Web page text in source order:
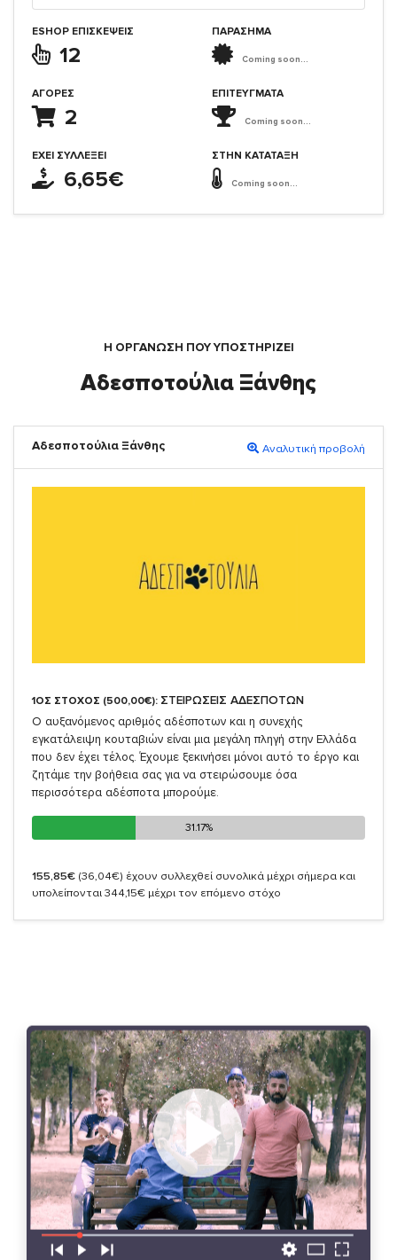
ESHOP ΕΠΙΣΚΈΨΕΙΣ
12
ΑΓΟΡΈΣ
2
ΈΧΕΙ ΣΥΛΛΈΞΕΙ
6,65€
ΠΑΡΑΣΗΜΑ
Coming soon...
ΕΠΙΤΕΎΓΜΑΤΑ
Coming soon...
ΣΤΗΝ ΚΑΤΆΤΑΞΗ
Coming soon...
Η ΟΡΓΆΝΩΣΗ ΠΟΥ ΥΠΟΣΤΗΡΙΖΕΙ
Αδεσποτούλια Ξάνθης
Αδεσποτούλια Ξάνθης Αναλυτική προβολή
1ΟΣ ΣΤΟΧΟΣ (500,00€): ΣΤΕΙΡΩΣΕΙΣ ΑΔΕΣΠΟΤΩΝ
Ο αυξανόμενος αριθμός αδέσποτων και η συνεχής
εγκατάλειψη κουταβιών είναι μια μεγάλη πληγή στην Ελλάδα
που δεν έχει τέλος. Έχουμε ξεκινήσει μόνοι αυτό το έργο και
ζητάμε την βοήθεια σας για να στειρώσουμε όσα
περισσότερα αδέσποτα μπορούμε.
31.17%
31.17%
155,85€ (36,04€) έχουν συλλεχθεί συνολικά μέχρι σήμερα και
υπολείπονται 344,15€ μέχρι τον επόμενο στόχο